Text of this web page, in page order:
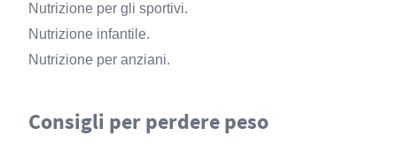
Nutrizione per gli sportivi.
Nutrizione infantile.
Nutrizione per anziani.
Consigli per perdere peso